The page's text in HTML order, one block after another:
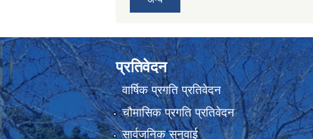
प्रतिवेदन
वार्षिक प्रगति प्रतिवेदन
चौमासिक प्रगति प्रतिवेदन
सार्वजनिक सुनुवाई